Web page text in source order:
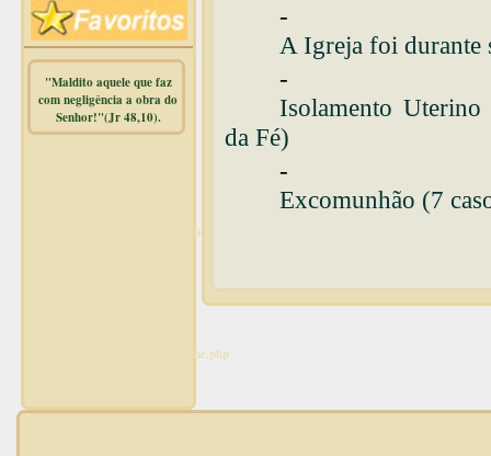
"Maldito aquele que faz
com negligência a obra do
Senhor!"(Jr 48,10).
/home/dicionar/public_html/online.php
/home/dicionar/public_html/online.php
-
A Igreja foi durante
-
Isolamento Uterino
da Fé)
-
Excomunhão (7